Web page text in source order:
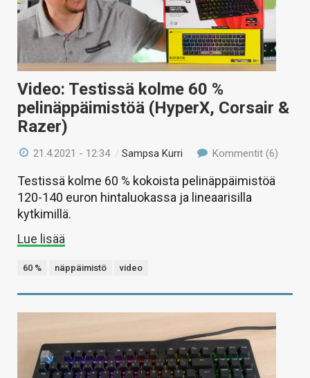
Video: Testissä kolme 60 %
pelinäppäimistöä (HyperX, Corsair &
Razer)
21.4.2021 - 12:34 /Sampsa Kurri Kommentit (6)
Testissä kolme 60 % kokoista pelinäppäimistöä
120-140 euron hintaluokassa ja lineaarisilla
kytkimillä.
Lue lisää
60 % näppäimistö video